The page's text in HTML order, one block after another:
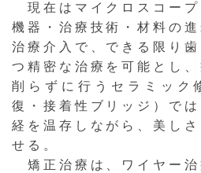
現在はマイクロスコープ
機器・治療技術・材料の
治療介入で、できる限り
つ精密な治療を可能とし
削らずに行うセラミック
復・接着性ブリッジ）で
経を温存しながら、美し
せる。
矯正治療は、ワイヤー治